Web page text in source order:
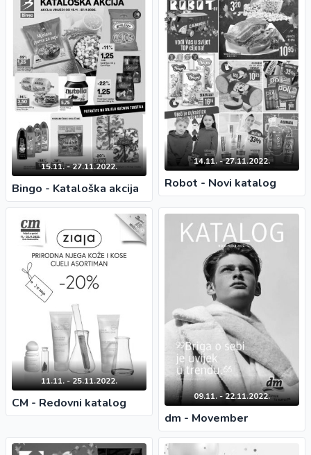
15.11. - 27.11.2022.
Bingo - Kataloška akcija
14.11. - 27.11.2022.
Robot - Novi katalog
11.11. - 25.11.2022.
CM - Redovni katalog 09.11. - 22.11.2022.
dm - Movember